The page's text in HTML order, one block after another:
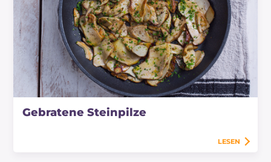
Gebratene Steinpilze
LESEN